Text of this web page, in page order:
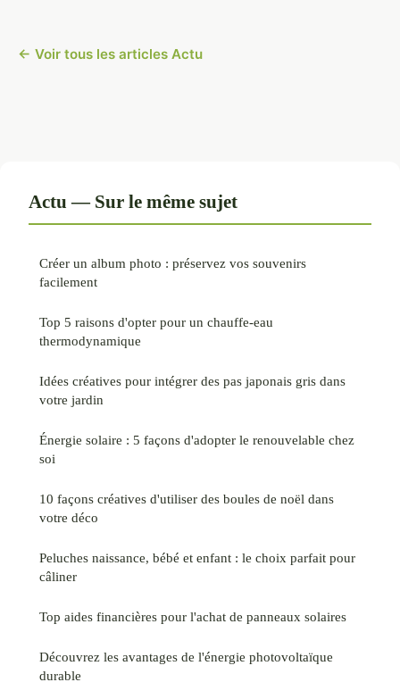
← Voir tous les articles Actu
Actu — Sur le même sujet
Créer un album photo : préservez vos souvenirs
facilement
Top 5 raisons d'opter pour un chauffe-eau
thermodynamique
Idées créatives pour intégrer des pas japonais gris dans
votre jardin
Énergie solaire : 5 façons d'adopter le renouvelable chez
soi
10 façons créatives d'utiliser des boules de noël dans
votre déco
Peluches naissance, bébé et enfant : le choix parfait pour
câliner
Top aides financières pour l'achat de panneaux solaires
Découvrez les avantages de l'énergie photovoltaïque
durable